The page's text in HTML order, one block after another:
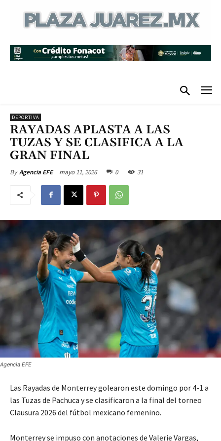
DEPORTIVA
RAYADAS APLASTA A LAS
TUZAS Y SE CLASIFICA A LA
GRAN FINAL
By Agencia EFE mayo 11, 2026 0 31
Agencia EFE
Las Rayadas de Monterrey golearon este domingo por 4-1 a
las Tuzas de Pachuca y se clasificaron a la final del torneo
Clausura 2026 del fútbol mexicano femenino.
Monterrey se impuso con anotaciones de Valerie Vargas,